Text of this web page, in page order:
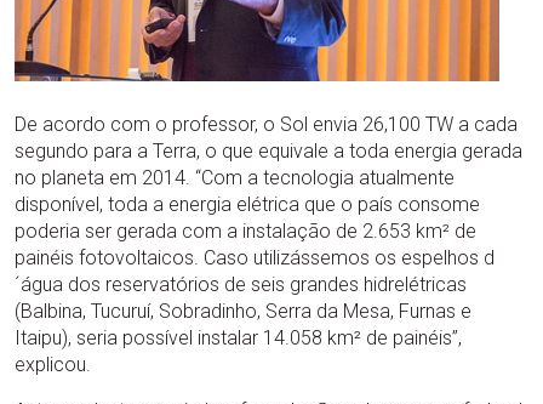
De acordo com o professor, o Sol envia 26,100 TW a cada
segundo para a Terra, o que equivale a toda energia gerada
no planeta em 2014. “Com a tecnologia atualmente
disponível, toda a energia elétrica que o país consome
poderia ser gerada com a instalação de 2.653 km² de
painéis fotovoltaicos. Caso utilizássemos os espelhos d
´água dos reservatórios de seis grandes hidrelétricas
(Balbina, Tucuruí, Sobradinho, Serra da Mesa, Furnas e
Itaipu), seria possível instalar 14.058 km² de painéis”,
explicou.